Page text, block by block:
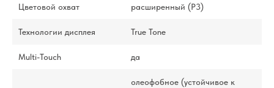
Цветовой охват расширенный (P3)
Технологии дисплея True Tone
Multi-Touch да
олеофобное (устойчивое к